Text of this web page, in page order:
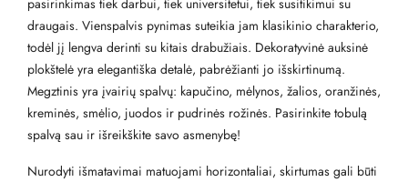
pasirinkimas tiek darbui, tiek universitetui, tiek susitikimui su
draugais. Vienspalvis pynimas suteikia jam klasikinio charakterio,
todėl jį lengva derinti su kitais drabužiais. Dekoratyvinė auksinė
plokštelė yra elegantiška detalė, pabrėžianti jo išskirtinumą.
Megztinis yra įvairių spalvų: kapučino, mėlynos, žalios, oranžinės,
kreminės, smėlio, juodos ir pudrinės rožinės. Pasirinkite tobulą
spalvą sau ir išreikškite savo asmenybę!
Nurodyti išmatavimai matuojami horizontaliai, skirtumas gali būti